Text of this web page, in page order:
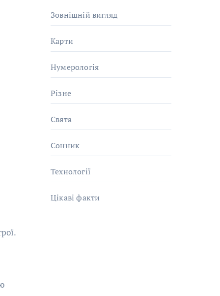
Зовнішній вигляд
Карти
Нумерологія
Різне
Свята
Сонник
Технології
Цікаві факти